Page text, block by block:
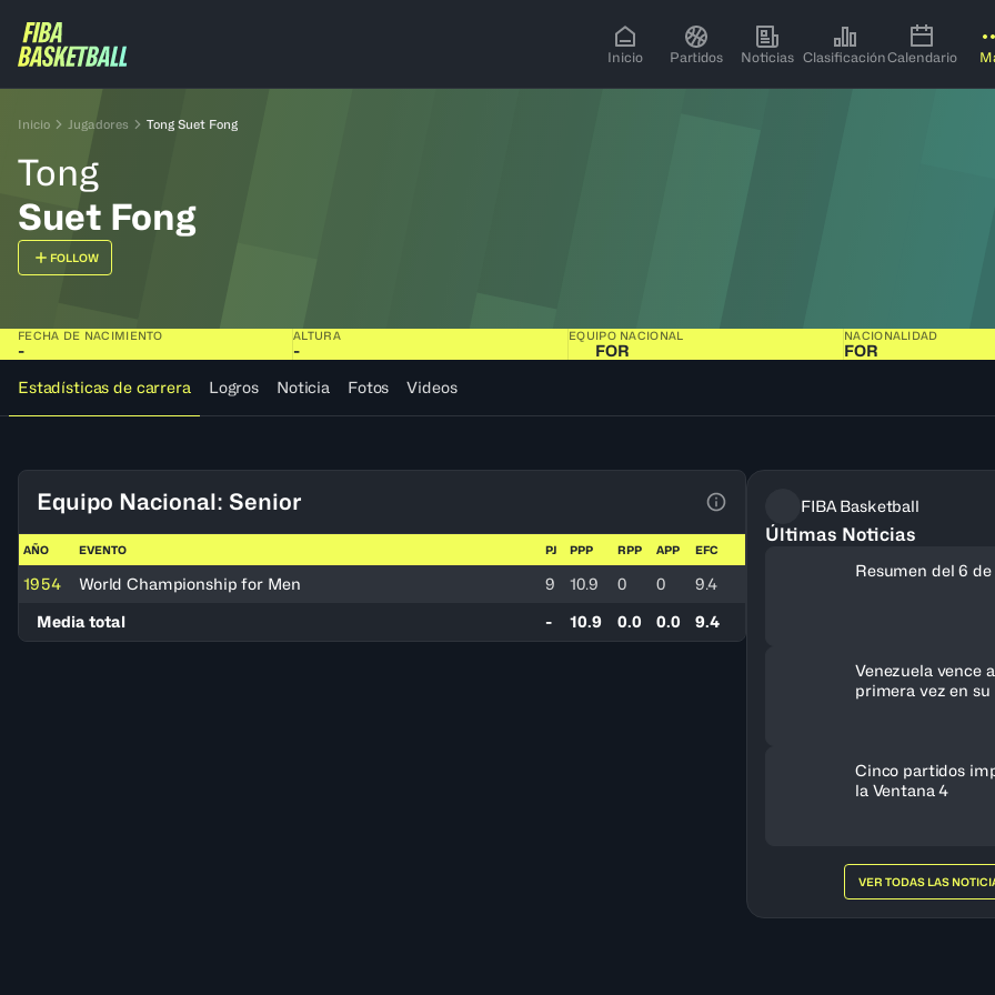
Inicio Partidos Noticias ClasificaciónCalendario
Inicio Jugadores Tong Suet Fong
Tong
Suet Fong
FOLLOW
FECHA DE NACIMIENTO
-
ALTURA
-
EQUIPO NACIONAL
FOR
NACIONALIDAD
FOR
Estadísticas de carrera
Logros Noticia Fotos Videos
Equipo Nacional: Senior
Ver la leyenda
AÑO EVENTO PJ PPP RPP APP EFC
1954 World Championship for Men 9 10.9 0 0
9.4
Media total
- 10.9 0.0 0.0 9.4
FIBA Basketball
Últimas Noticias
Resumen del 6 de
Venezuela vence
primera vez en
Cinco partidos
la Ventana 4
VER TODAS LAS